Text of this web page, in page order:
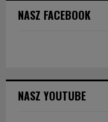
NASZ FACEBOOK
NASZ YOUTUBE